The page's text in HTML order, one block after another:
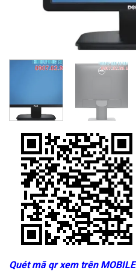
Quét mã qr xem trên MOBILE